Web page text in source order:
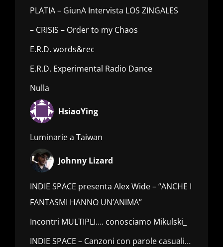
PLATIA – GiunA Intervista LOS ZINGALES
– CRISIS – Order to my Chaos
E.R.D. words&rec
E.R.D. Experimental Radio Dance
Nulla
HsiaoYing
Luminarie a Taiwan
Johnny Lizard
INDIE SPACE presenta Alex Wide – “ANCHE I
FANTASMI HANNO UN’ANIMA”
Incontri MULTIPLI…. conosciamo Mikulski_
INDIE SPACE – Canzoni con parole casuali…